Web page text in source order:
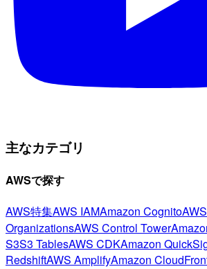
主なカテゴリ
AWSで探す
AWS特集AWS IAMAmazon Cognito
OrganizationsAWS Control Tower
S3S3 TablesAWS CDKAmazon
RedshiftAWS AmplifyAmazon